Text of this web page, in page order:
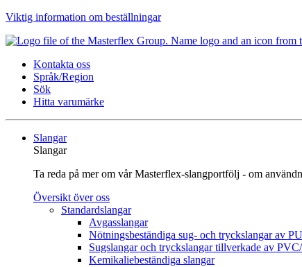
Viktig information om beställningar
Kontakta oss
Språk/Region
Sök
Hitta varumärke
Slangar
Slangar
Ta reda på mer om vår Masterflex-slangportfölj - om
Översikt över oss
Standardslangar
Avgasslangar
Nötningsbeständiga sug- och tryckslangar av
Sugslangar och tryckslangar tillverkade av
Kemikaliebeständiga slangar